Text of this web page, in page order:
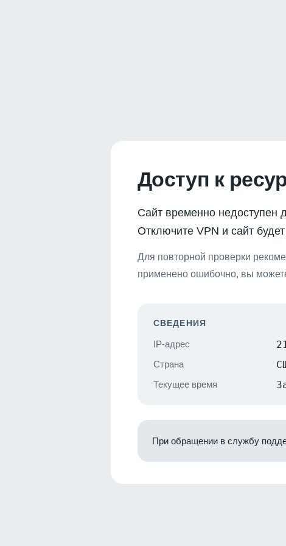
Доступ к
Сайт временно недоступен
Отключите VPN и сайт
Для повторной проверки
применено ошибочно, вы
СВЕДЕНИЯ
IP-адрес
Страна
Текущее время
При обращении в службу